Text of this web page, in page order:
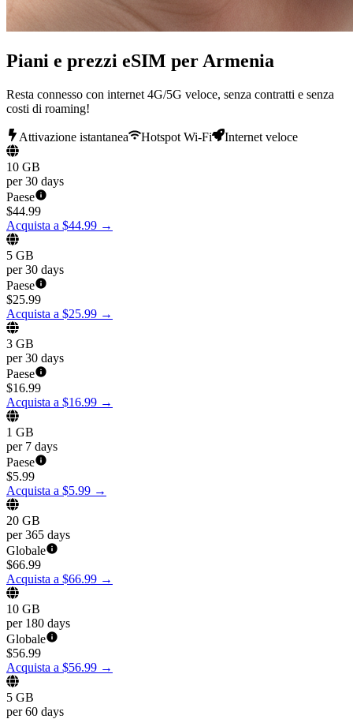
Piani e prezzi eSIM per Armenia
Resta connesso con internet 4G/5G veloce, senza contratti e senza
costi di roaming!
Attivazione istantanea Hotspot Wi-Fi Internet veloce
10 GB
per 30 days
Paese
$44.99
Acquista a $44.99 →
5 GB
per 30 days
Paese
$25.99
Acquista a $25.99 →
3 GB
per 30 days
Paese
$16.99
Acquista a $16.99 →
1 GB
per 7 days
Paese
$5.99
Acquista a $5.99 →
20 GB
per 365 days
Globale
$66.99
Acquista a $66.99 →
10 GB
per 180 days
Globale
$56.99
Acquista a $56.99 →
5 GB
per 60 days